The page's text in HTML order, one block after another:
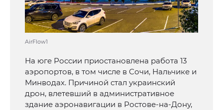
AirFlow1
На юге России приостановлена работа 13
аэропортов, в том числе в Сочи, Нальчике и
Минводах. Причиной стал украинский
дрон, влетевший в административное
здание аэронавигации в Ростове-на-Дону,